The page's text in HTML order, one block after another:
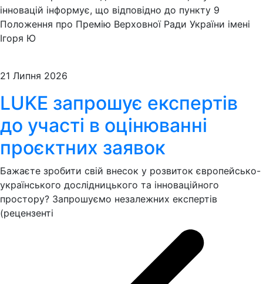
інновацій інформує, що відповідно до пункту 9
Положення про Премію Верховної Ради України імені
Ігоря Ю
21 Липня 2026
LUKE запрошує експертів
до участі в оцінюванні
проєктних заявок
Бажаєте зробити свій внесок у розвиток європейсько-
українського дослідницького та інноваційного
простору? Запрошуємо незалежних експертів
(рецензенті